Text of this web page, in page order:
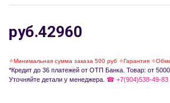
руб.42960
✧Минимальная сумма заказа 500 руб ✧Гарантия
*Кредит до 36 платежей от ОТП Банка. Товар: от
Уточняйте детали у менеджера. ☎ +7(904)538-49-83